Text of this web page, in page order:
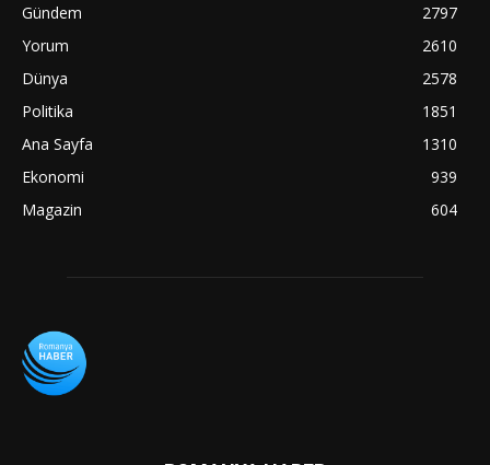
Gündem
2797
Yorum
2610
Dünya
2578
Politika
1851
Ana Sayfa
1310
Ekonomi
939
Magazin
604